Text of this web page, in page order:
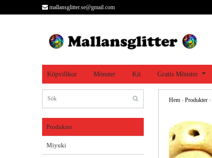
mallansglitter.se@gmail.com
Köpvillkor Mönster Kit Gratis Mönster
Produkter
Miyuki
Hem › Produkter ›